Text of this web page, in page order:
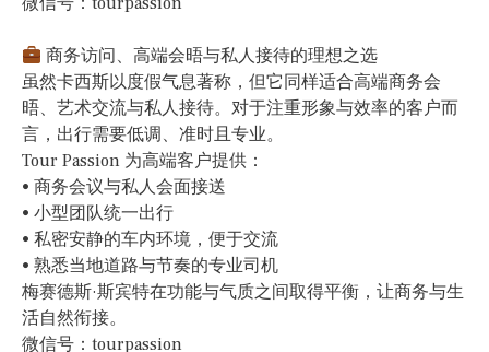
商务访问、高端会晤与私人接待的理想之选
虽然卡西斯以度假气息著称，但它同样适合高端商务会
晤、艺术交流与私人接待。对于注重形象与效率的客户而
言，出行需要低调、准时且专业。
Tour Passion 为高端客户提供：
• 商务会议与私人会面接送
• 小型团队统一出行
• 私密安静的车内环境，便于交流
• 熟悉当地道路与节奏的专业司机
梅赛德斯·斯宾特在功能与气质之间取得平衡，让商务与生
活自然衔接。
微信号：tourpassion